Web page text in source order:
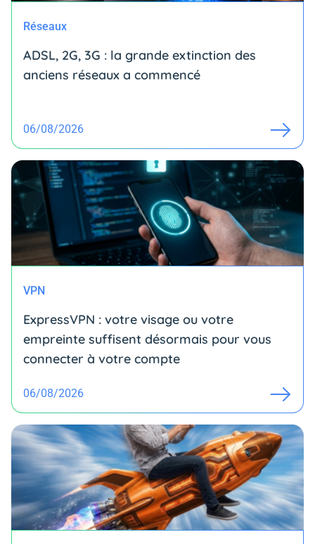
Réseaux
ADSL, 2G, 3G : la grande extinction des
anciens réseaux a commencé
06/08/2026
VPN
ExpressVPN : votre visage ou votre
empreinte suffisent désormais pour vous
connecter à votre compte
06/08/2026